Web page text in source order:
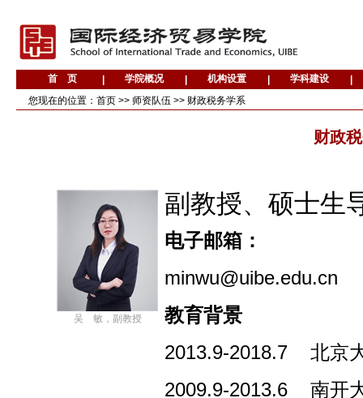
您现在的位置： 首页 >> 师资队伍 >> 财政税务学系
财政
吴 敏，副教授
副教授、硕士生
电子邮箱 ：
minwu@uibe.edu.cn
教育背景
2013.9-2018.7 北
2009.9-